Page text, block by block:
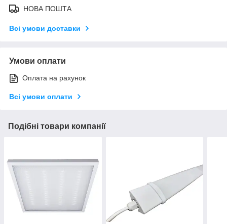
НОВА ПОШТА
Всі умови доставки
Умови оплати
Оплата на рахунок
Всі умови оплати
Подібні товари компанії